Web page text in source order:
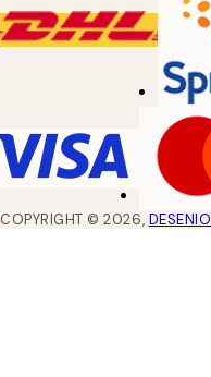
COPYRIGHT ©2026, DESENIO